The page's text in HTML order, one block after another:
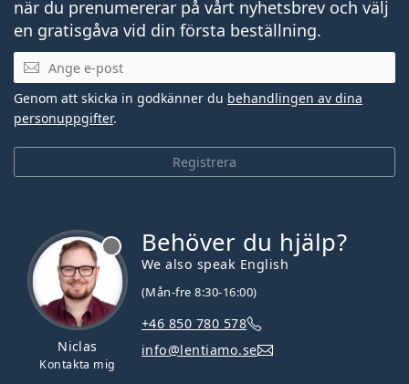
när du prenumererar på vårt nyhetsbrev och välj
en gratisgåva vid din första beställning.
Mejladress
Registrera
Genom att skicka in godkänner du behandlingen av dina
personuppgifter.
Niclas
Kontakta mig
Behöver du hjälp?
We also speak English
(Mån-fre 8:30-16:00)
+46 850 780 578
info@lentiamo.se